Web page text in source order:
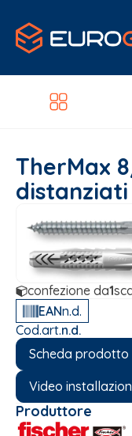
TherMax
confezione da1
EANn.d.
Cod.art.n.d.
Scheda prodotto
Video
Produttore